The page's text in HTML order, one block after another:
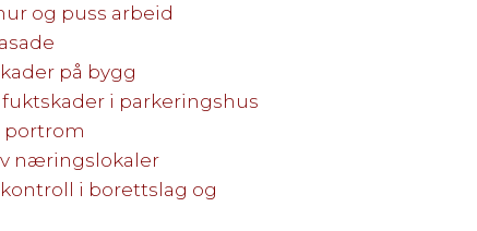
og puss arbeid
på bygg
i parkeringshus
portrom
næringslokaler
i borettslag og